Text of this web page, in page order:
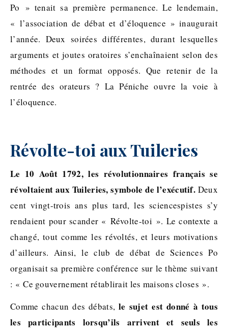
Po » tenait sa première permanence. Le lendemain,
« l’association de débat et d’éloquence » inaugurait
l’année. Deux soirées différentes, durant lesquelles
arguments et joutes oratoires s’enchaînaient selon des
méthodes et un format opposés. Que retenir de la
rentrée des orateurs ? La Péniche ouvre la voie à
l’éloquence.
Révolte-toi aux Tuileries
Le 10 Août 1792, les révolutionnaires français se
révoltaient aux Tuileries, symbole de l’exécutif. Deux
cent vingt-trois ans plus tard, les sciencespistes s’y
rendaient pour scander « Révolte-toi ». Le contexte a
changé, tout comme les révoltés, et leurs motivations
d’ailleurs. Ainsi, le club de débat de Sciences Po
organisait sa première conférence sur le thème suivant
: « Ce gouvernement rétablirait les maisons closes ».
Comme chacun des débats,le sujet est donné à tous
les participants lorsqu’ils arrivent et seuls les